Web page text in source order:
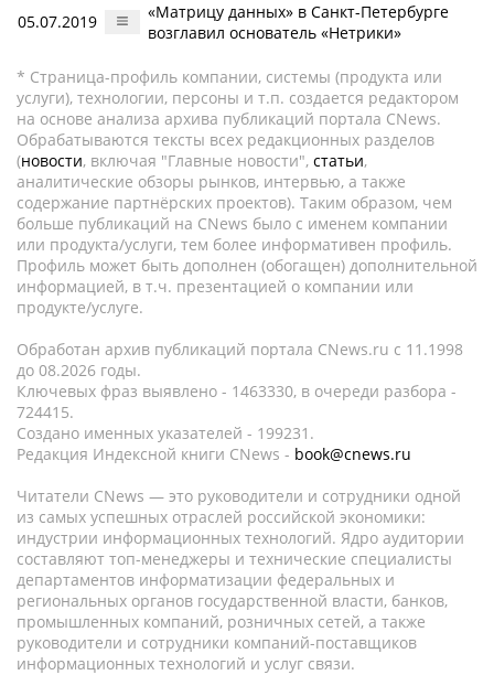
05.07.2019
«Матрицу данных» в Санкт-Петербурге
возглавил основатель «Нетрики»
* Страница-профиль компании, системы (продукта или
услуги), технологии, персоны и т.п. создается редактором
на основе анализа архива публикаций портала CNews.
Обрабатываются тексты всех редакционных разделов
(новости, включая "Главные новости", статьи,
аналитические обзоры рынков, интервью, а также
содержание партнёрских проектов). Таким образом, чем
больше публикаций на CNews было с именем компании
или продукта/услуги, тем более информативен профиль.
Профиль может быть дополнен (обогащен) дополнительной
информацией, в т.ч. презентацией о компании или
продукте/услуге.
Обработан архив публикаций портала CNews.ru c 11.1998
до 08.2026 годы.
Ключевых фраз выявлено - 1463330, в очереди разбора -
724415.
Создано именных указателей - 199231.
Редакция Индексной книги CNews - book@cnews.ru
Читатели CNews — это руководители и сотрудники одной
из самых успешных отраслей российской экономики:
индустрии информационных технологий. Ядро аудитории
составляют топ-менеджеры и технические специалисты
департаментов информатизации федеральных и
региональных органов государственной власти, банков,
промышленных компаний, розничных сетей, а также
руководители и сотрудники компаний-поставщиков
информационных технологий и услуг связи.